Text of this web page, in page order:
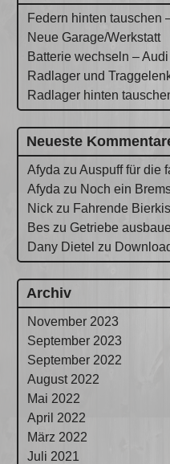
Federn hinten tauschen
Neue Garage/Werkstatt
Batterie wechseln –
Radlager und
Radlager hinten
Neueste
Afyda zuAuspuff für die
Afyda zu Noch ein
Nick zu Fahrende
Bes zuGetriebe
Dany Dietel zu
Archiv
November 2023
September 2023
September 2022
August 2022
Mai 2022
April 2022
März 2022
Juli 2021